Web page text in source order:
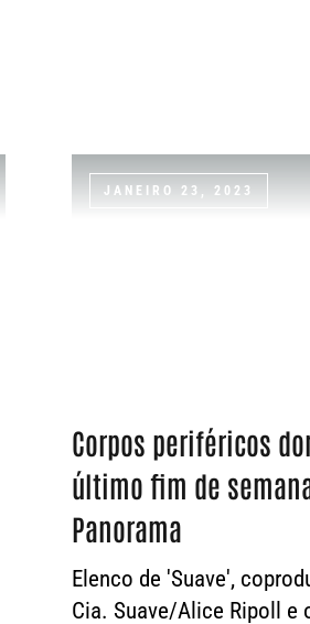
JANEIRO 23, 2023
Corpos periféricos
último fim de
Panorama
Elenco de 'Suave',
Cia. Suave/Alice Ripoll e